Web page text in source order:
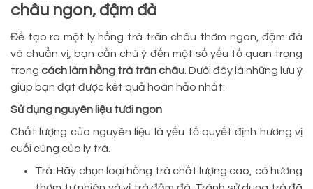
châu ngon, đậm đà
Để tạo ra một ly hồng trà trân châu thơm ngon, đậm đà
và chuẩn vị, bạn cần chú ý đến một số yếu tố quan trọng
trong cách làm hồng trà trân châu . Dưới đây là những lưu ý
giúp bạn đạt được kết quả hoàn hảo nhất:
Sử dụng nguyên liệu tươi ngon
Chất lượng của nguyên liệu là yếu tố quyết định hương vị
cuối cùng của ly trà.
Trà: Hãy chọn loại hồng trà chất lượng cao, có hương